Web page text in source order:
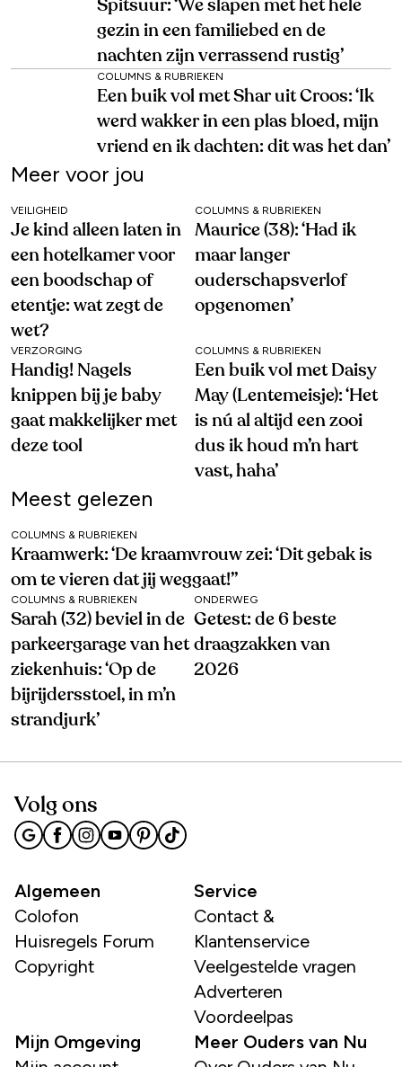
Spitsuur: ‘We slapen met het hele
gezin in een familiebed en de
nachten zijn verrassend rustig’
COLUMNS & RUBRIEKEN
Een buik vol met Shar uit Croos: ‘Ik
werd wakker in een plas bloed, mijn
vriend en ik dachten: dit was het dan’
Meer voor jou
VEILIGHEID
Je kind alleen laten in
een hotelkamer voor
een boodschap of
etentje: wat zegt de
wet?
COLUMNS & RUBRIEKEN
Maurice (38): ‘Had ik
maar langer
ouderschapsverlof
opgenomen’
VERZORGING
Handig! Nagels
knippen bij je baby
gaat makkelijker met
deze tool
COLUMNS & RUBRIEKEN
Een buik vol met Daisy
May (Lentemeisje): ‘Het
is nú al altijd een zooi
dus ik houd m’n hart
vast, haha’
Meest gelezen
COLUMNS & RUBRIEKEN
Kraamwerk: ‘De kraamvrouw zei: ‘Dit gebak is
om te vieren dat jij weggaat!’’
COLUMNS & RUBRIEKEN
Sarah (32) beviel in de
parkeergarage van het
ziekenhuis: ‘Op de
bijrijdersstoel, in m’n
strandjurk’
ONDERWEG
Getest: de 6 beste
draagzakken van
2026
Volg ons
Algemeen
Colofon
Huisregels Forum
Copyright
Service
Contact &
Klantenservice
Veelgestelde vragen
Adverteren
Voordeelpas
Mijn Omgeving
Meer Ouders van Nu